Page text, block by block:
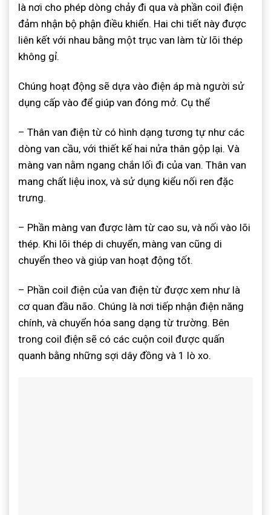
là nơi cho phép dòng chảy đi qua và phần coil điện
đảm nhận bộ phận điều khiển. Hai chi tiết này được
liên kết với nhau bằng một trục van làm từ lõi thép
không gỉ.
Chúng hoạt động sẽ dựa vào điện áp mà người sử
dụng cấp vào để giúp van đóng mở. Cụ thể
– Thân van điện từ có hình dạng tương tự như các
dòng van cầu, với thiết kế hai nửa thân gộp lại. Và
màng van nằm ngang chắn lối đi của van. Thân van
mang chất liệu inox, và sử dụng kiểu nối ren đặc
trưng.
– Phần màng van được làm từ cao su, và nối vào lõi
thép. Khi lõi thép di chuyển, màng van cũng di
chuyển theo và giúp van hoạt động tốt.
– Phần coil điện của van điện từ được xem như là
cơ quan đầu não. Chúng là nơi tiếp nhận điện năng
chính, và chuyển hóa sang dạng từ trường. Bên
trong coil điện sẽ có các cuộn coil được quấn
quanh bằng những sợi dây đồng và 1 lò xo.